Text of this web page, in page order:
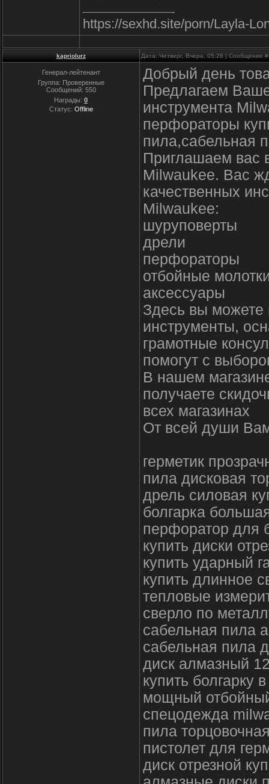
https://sexhd.site/porn/Layla-
kapriolurz Дата: Четверг, Вчера, 05:26 | Сообщение
Генерал-лейтенант
Группа: Проверенные
Сообщений: 550
Награды: 0
Статус: Offline
Добрый день
Предлагаем
инструмента
перфораторы
пила,сабельная
Приглашаем вас
Milwaukee. Вас
качественных
Milwaukee:
шуруповерты
дрели
перфораторы
отбойные
аксессуары
Здесь вы можете
инструменты,
грамотные
помогут с
В нашем
получаете
всех магазинах
От всей души
герметик
пила дисковая
дрель силовая
болгарка
перфоратор для
купить диски
купить ударный
купить длинное
тепловые
сверло по
сабельная пила
сабельная пила
диск алмазный
купить болгарку
мощный
спецодежда
пила
пистолет для
диск отрезной